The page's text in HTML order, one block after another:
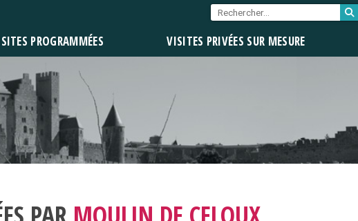
PROGRAMMÉES VISITES PRIVÉES SUR MESURE